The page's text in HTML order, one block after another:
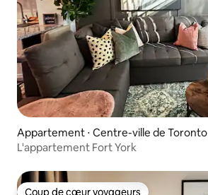
Appartement ⋅ Centre-ville de Toronto
L'appartement Fort York
Coup de cœur voyageurs